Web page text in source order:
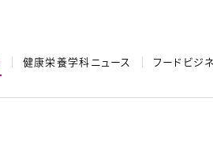
健康栄養学科ニュース フードビジ